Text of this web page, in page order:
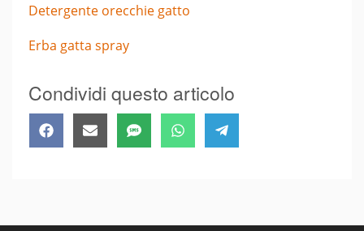
Detergente orecchie gatto
Erba gatta spray
Condividi questo articolo
Share
on
FacebookShare
on
Email Share
on
SMS Share
on
WhatsAppShare
on